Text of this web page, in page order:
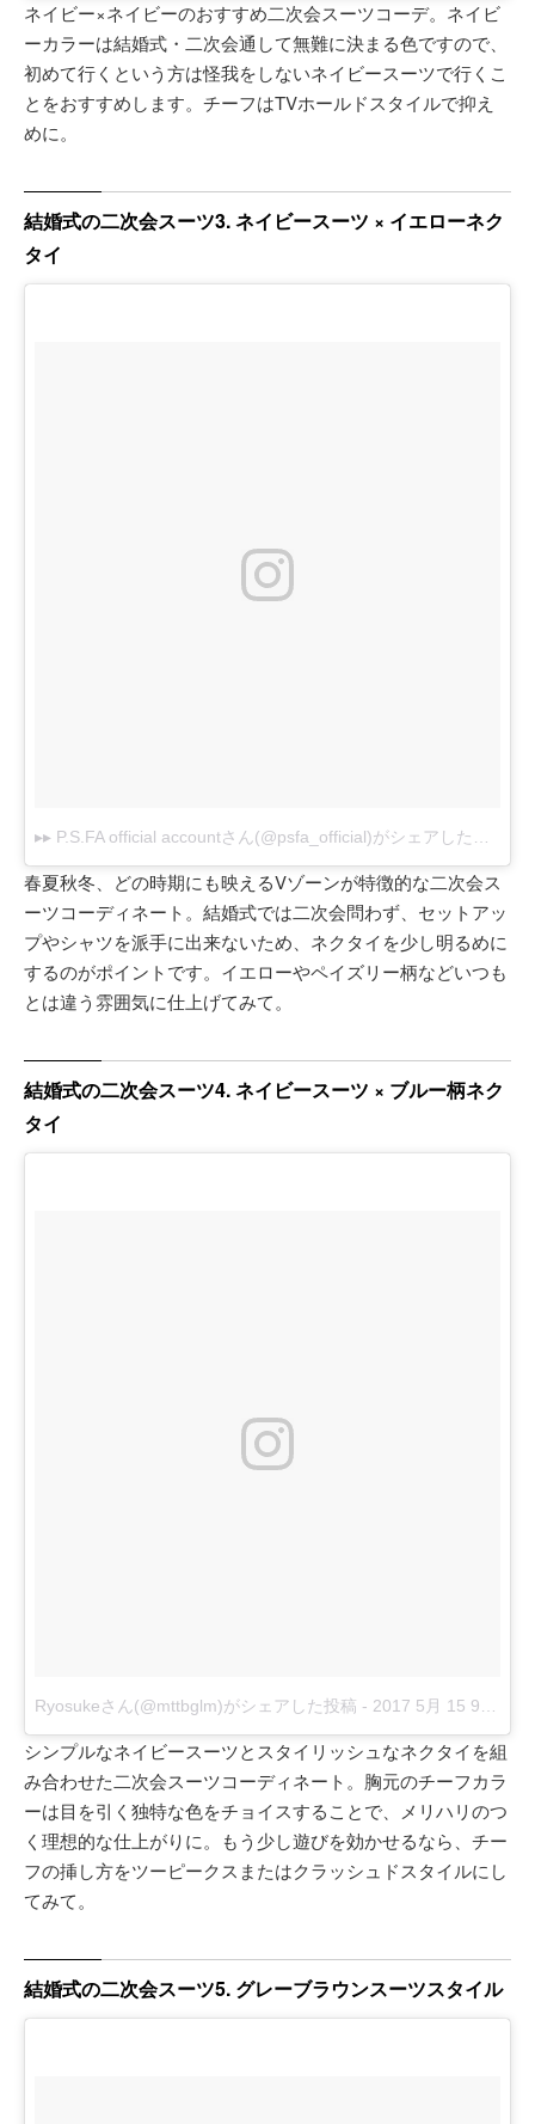
ネイビー×ネイビーのおすすめ二次会スーツコーデ。ネイビ
ーカラーは結婚式・二次会通して無難に決まる色ですので、
初めて行くという方は怪我をしないネイビースーツで行くこ
とをおすすめします。チーフはTVホールドスタイルで抑え
めに。
結婚式の二次会スーツ3. ネイビースーツ × イエローネク
タイ
春夏秋冬、どの時期にも映えるVゾーンが特徴的な二次会ス
ーツコーディネート。結婚式では二次会問わず、セットアッ
プやシャツを派手に出来ないため、ネクタイを少し明るめに
するのがポイントです。イエローやペイズリー柄などいつも
とは違う雰囲気に仕上げてみて。
結婚式の二次会スーツ4. ネイビースーツ × ブルー柄ネク
タイ
Ryosukeさん(@mttbglm)がシェアした投稿 - 2017 5月 15 9:01午後 PDT
シンプルなネイビースーツとスタイリッシュなネクタイを組
み合わせた二次会スーツコーディネート。胸元のチーフカラ
ーは目を引く独特な色をチョイスすることで、メリハリのつ
く理想的な仕上がりに。もう少し遊びを効かせるなら、チー
フの挿し方をツーピークスまたはクラッシュドスタイルにし
てみて。
結婚式の二次会スーツ5. グレーブラウンスーツスタイル